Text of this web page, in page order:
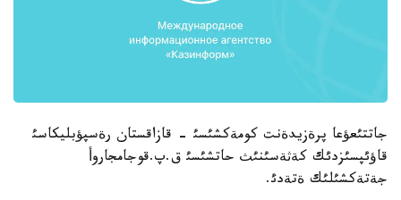
جاتتئعؤعا پرةزيدةنت كومةكشئسئ - قازاقستان رةسپؤبليكاسئ
قاؤئپسئزدئك كةثةسئنئث حاتشئسئ ق.پ.قوجامجاروأ
جةتةكشئلئك ةتةدئ.